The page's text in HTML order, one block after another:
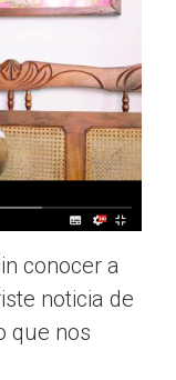
conocer a
noticia de
que nos